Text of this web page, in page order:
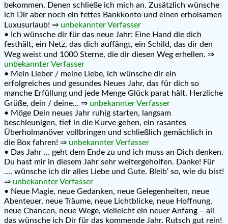
bekommen. Denen schließe ich mich an. Zusätzlich wünsche
ich Dir aber noch ein fettes Bankkonto und einen erholsamen
Luxusurlaub! ⇒ unbekannter Verfasser
• Ich wünsche dir für das neue Jahr: Eine Hand die dich
festhält, ein Netz, das dich auffängt, ein Schild, das dir den
Weg weist und 1000 Sterne, die dir diesen Weg erhellen. ⇒
unbekannter Verfasser
• Mein Lieber / meine Liebe, ich wünsche dir ein
erfolgreiches und gesundes Neues Jahr, das für dich so
manche Erfüllung und jede Menge Glück parat hält. Herzliche
Grüße, dein / deine… ⇒ unbekannter Verfasser
• Möge Dein neues Jahr ruhig starten, langsam
beschleunigen, tief in die Kurve gehen, ein rasantes
Überholmanöver vollbringen und schließlich gemächlich in
die Box fahren! ⇒ unbekannter Verfasser
• Das Jahr … geht dem Ende zu und ich muss an Dich denken.
Du hast mir in diesem Jahr sehr weitergeholfen. Danke! Für
…. wünsche ich dir alles Liebe und Gute. Bleib‘ so, wie du bist!
⇒ unbekannter Verfasser
• Neue Magie, neue Gedanken, neue Gelegenheiten, neue
Abenteuer, neue Träume, neue Lichtblicke, neue Hoffnung,
neue Chancen, neue Wege, vielleicht ein neuer Anfang – all
das wünsche ich Dir für das kommende Jahr. Rutsch gut rein!